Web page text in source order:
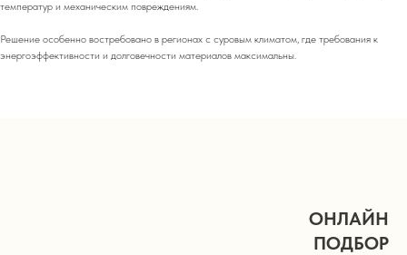
температур и механическим повреждениям.
Решение особенно востребовано в регионах с суровым климатом, где требования к
энергоэффективности и долговечности материалов максимальны.
ОНЛАЙН
ПОДБОР